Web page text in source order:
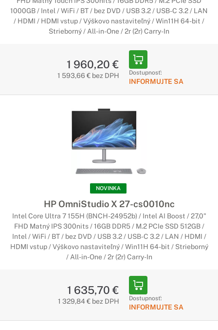
1000GB / Intel / WiFi / BT / bez DVD / USB 3.2 / USB-C 3.2 / LAN
/ HDMI / HDMI vstup / Výškovo nastaviteľný / Win11H 64-bit /
Strieborný / All-in-One / 2r (2r) Carry-In
1 960,20 €
1 593,66 € bez DPH Dostupnosť:
INFORMUJTE SA
NOVINKA
HP OmniStudio X 27-cs0010nc
Intel Core Ultra 7 155H (BNCH-24952b) / Intel AI Boost / 27,0"
FHD Matný IPS 300nits / 16GB DDR5 / M.2 PCIe SSD 512GB /
Intel / WiFi / BT / bez DVD / USB 3.2 / USB-C 3.2 / LAN / HDMI /
HDMI vstup / Výškovo nastaviteľný / Win11H 64-bit / Strieborný
/ All-in-One / 2r (2r) Carry-In
1 635,70 €
1 329,84 € bez DPH Dostupnosť:
INFORMUJTE SA